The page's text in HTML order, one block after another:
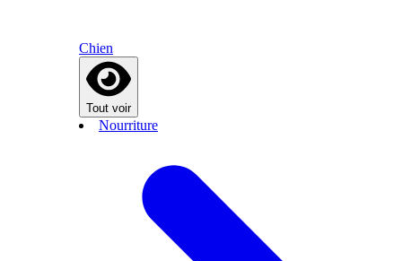
Chien
Tout voir
Nourriture